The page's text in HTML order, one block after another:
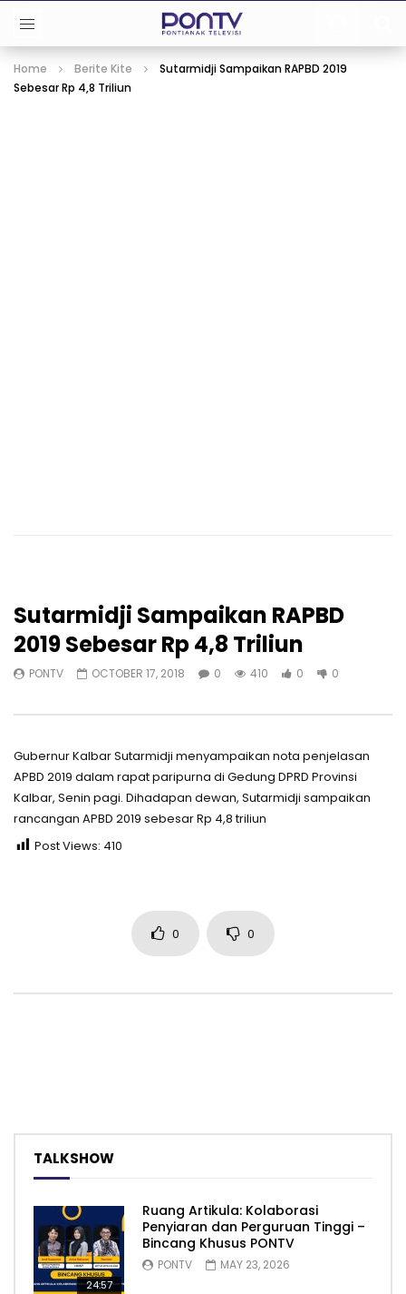
Home Berite Kite
Sutarmidji Sampaikan RAPBD 2019
Sebesar Rp 4,8 Triliun
Sutarmidji Sampaikan RAPBD
2019 Sebesar Rp 4,8 Triliun
PONTV OCTOBER 17, 2018 0 410 0 0
Gubernur Kalbar Sutarmidji menyampaikan nota penjelasan
APBD 2019 dalam rapat paripurna di Gedung DPRD Provinsi
Kalbar, Senin pagi. Dihadapan dewan, Sutarmidji sampaikan
rancangan APBD 2019 sebesar Rp 4,8 triliun
Post Views: 410
0 0
TALKSHOW
24:57
Ruang Artikula: Kolaborasi
Penyiaran dan Perguruan Tinggi –
Bincang Khusus PONTV
PONTV MAY 23, 2026